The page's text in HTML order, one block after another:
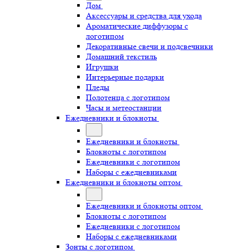
Дом
Аксессуары и средства для ухода
Ароматические диффузоры с
логотипом
Декоративные свечи и подсвечники
Домашний текстиль
Игрушки
Интерьерные подарки
Пледы
Полотенца с логотипом
Часы и метеостанции
Ежедневники и блокноты
Ежедневники и блокноты
Блокноты с логотипом
Ежедневники с логотипом
Наборы с ежедневниками
Ежедневники и блокноты оптом
Ежедневники и блокноты оптом
Блокноты с логотипом
Ежедневники с логотипом
Наборы с ежедневниками
Зонты с логотипом